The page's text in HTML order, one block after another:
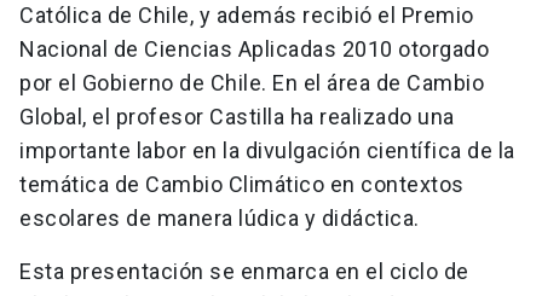
Católica de Chile, y además recibió el Premio
Nacional de Ciencias Aplicadas 2010 otorgado
por el Gobierno de Chile. En el área de Cambio
Global, el profesor Castilla ha realizado una
importante labor en la divulgación científica de la
temática de Cambio Climático en contextos
escolares de manera lúdica y didáctica.
Esta presentación se enmarca en el ciclo de